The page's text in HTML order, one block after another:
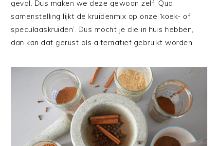
geval. Dus maken we deze gewoon zelf! Qua
samenstelling lijkt de kruidenmix op onze ‘koek- of
speculaaskruiden’. Dus mocht je die in huis hebben,
dan kan dat gerust als alternatief gebruikt worden.